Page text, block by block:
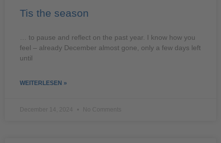
Tis the season
… to pause and reflect on the past year. I know how you
feel – already December almost gone, only a few days left
until
WEITERLESEN »
December 14, 2024 No Comments